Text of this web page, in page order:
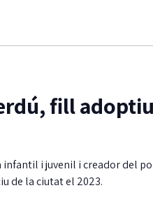
fill
i juvenil i creador del
de la ciutat el 2023.